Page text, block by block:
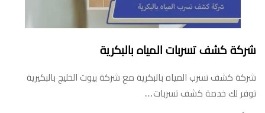
شركة كشف تسربات المياه بالبكرية
شركة كشف تسرب المياه بالبكرية مع شركة بيوت الخليج بالبكيرية
توفر لك خدمة كشف تسربات…